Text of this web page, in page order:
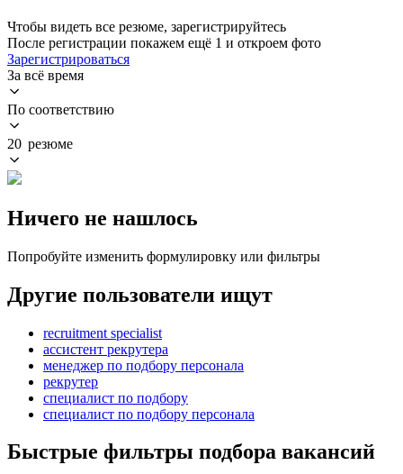
Чтобы видеть все резюме, зарегистрируйтесь
После регистрации покажем ещё 1 и откроем фото
Зарегистрироваться
За всё время
По соответствию
20 резюме
Ничего не нашлось
Попробуйте изменить формулировку или фильтры
Другие пользователи ищут
recruitment specialist
ассистент рекрутера
менеджер по подбору персонала
рекрутер
специалист по подбору
специалист по подбору персонала
Быстрые фильтры подбора вакансий